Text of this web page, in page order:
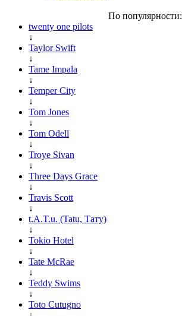
По популярности:
twenty one pilots
↓
Taylor Swift
↓
Tame Impala
↓
Temper City
↓
Tom Jones
↓
Tom Odell
↓
Troye Sivan
↓
Three Days Grace
↓
Travis Scott
↓
t.A.T.u. (Tatu, Тату)
↓
Tokio Hotel
↓
Tate McRae
↓
Teddy Swims
↓
Toto Cutugno